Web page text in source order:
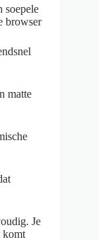
soepele
browser
matte
Je
komt